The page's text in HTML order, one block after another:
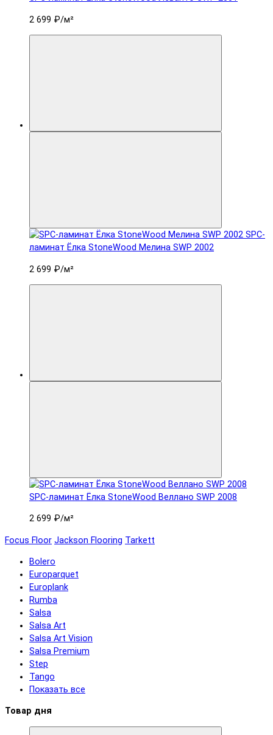
2 699 ₽/м²
SPC-
ламинат Ëлка StoneWood Мелина SWP 2002
2 699 ₽/м²
SPC-ламинат Ëлка StoneWood Веллано SWP 2008
2 699 ₽/м²
Focus Floor Jackson Flooring Tarkett
Bolero
Europarquet
Europlank
Rumba
Salsa
Salsa Art
Salsa Art Vision
Salsa Premium
Step
Tango
Показать все
Товар дня